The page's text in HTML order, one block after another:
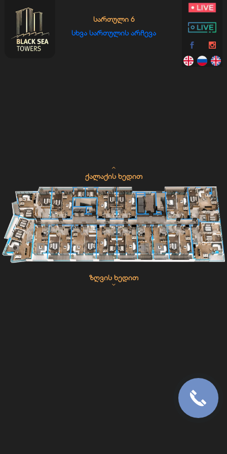
ᲡᲮᲕᲐ ᲡᲐᲠᲗᲣᲚᲘᲡ ᲐᲠᲩᲔᲕᲐ
ᲡᲐᲠᲗᲣᲚᲘ 6
ᲥᲐᲚᲐᲥᲘᲡ ᲮᲔᲓᲘᲗ
ᲖᲦᲕᲘᲡ ᲮᲔᲓᲘᲗ